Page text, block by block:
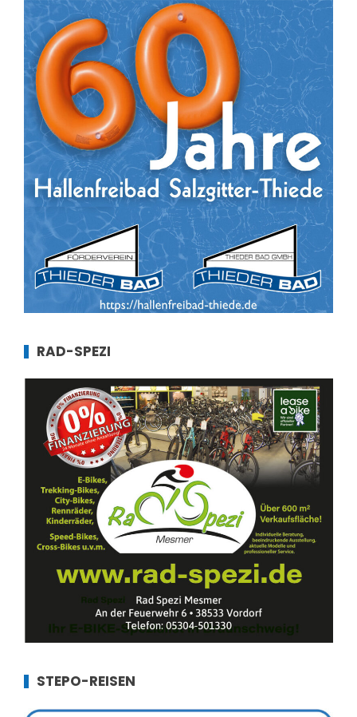
RAD-SPEZI
STEPO-REISEN